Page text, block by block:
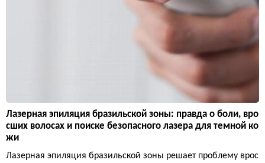
Лазерная эпиляция бразильской зоны: правда о боли, вро
сших волосах и поиске безопасного лазера для темной ко
жи
Лазерная эпиляция бразильской зоны решает проблему врос